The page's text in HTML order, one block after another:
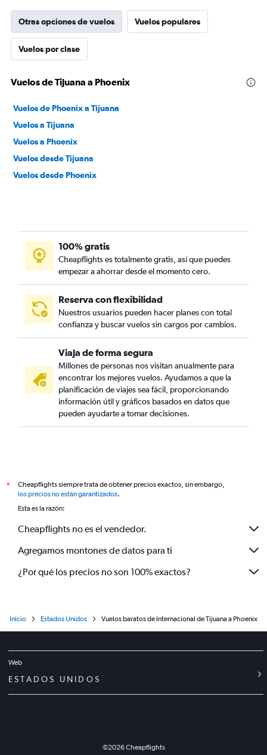
Otras opciones de vuelos Vuelos populares
Vuelos por clase
Vuelos de Tijuana a Phoenix
Vuelos de Phoenix a Tijuana
Vuelos a Tijuana
Vuelos a Phoenix
Vuelos desde Tijuana
Vuelos desde Phoenix
100% gratis
Cheapflights es totalmente gratis, así que puedes
empezar a ahorrar desde el momento cero.
Reserva con flexibilidad
Nuestros usuarios pueden hacer planes con total
confianza y buscar vuelos sin cargos por cambios.
Viaja de forma segura
Millones de personas nos visitan anualmente para
encontrar los mejores vuelos. Ayudamos a que la
planificación de viajes sea fácil, proporcionando
información útil y gráficos basados en datos que
pueden ayudarte a tomar decisiones.
*
Cheapflights siempre trata de obtener precios exactos, sin embargo,
los precios no están garantizados.
Esta es la razón:
Cheapflights no es el vendedor.
Agregamos montones de datos para ti
¿Por qué los precios no son 100% exactos?
Inicio Estados Unidos Vuelos baratos de Internacional de Tijuana a Phoenix
Web
ESTADOS UNIDOS
©2026Cheapflights